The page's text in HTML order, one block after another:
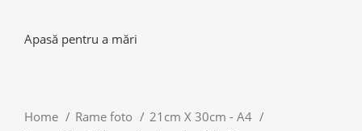
Apasă pentru a mări
Home Rame foto
21cm X 30cm - A4